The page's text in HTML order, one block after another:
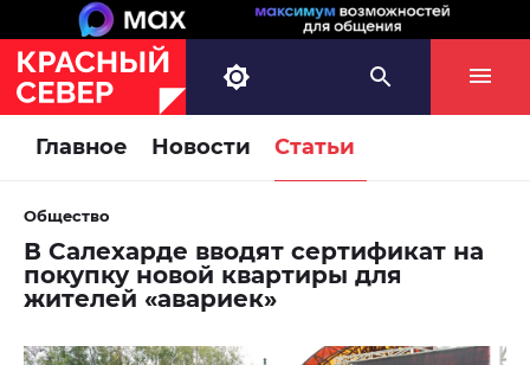
Главное Новости Статьи
Общество
В Салехарде вводят сертификат на
покупку новой квартиры для
жителей «авариек»